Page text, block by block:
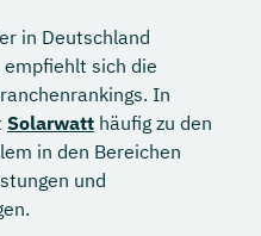
in Deutschland
sich die
In
Solarwatt häufig zu den
in den Bereichen
und